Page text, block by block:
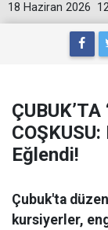
18 Haziran 2026
ÇUBUK’TA
Eğlendi!
Çubuk'ta
kursiyerler,